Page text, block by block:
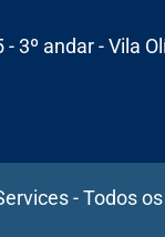
3º andar - Vila
- Todos